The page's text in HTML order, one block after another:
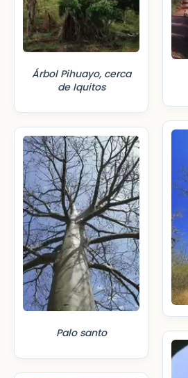
Árbol Pihuayo, cerca
de Iquitos
Palo santo